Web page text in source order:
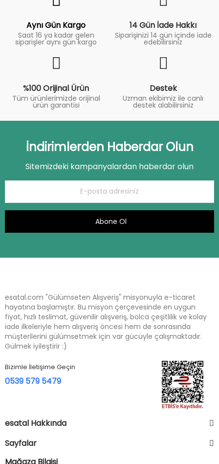
Aynı Gün Kargo
Saat 16 ya kadar gelen
siparişler aynı gün kargo
14 Gün İade Hakkı
Siparişinizi 14 gün içinde iade
edebilirsiniz
%100 Orijinal Ürün
Tüm ürünlerimizde orijinal
ürün garantisi
Destek
Uzman ekibimiz ile canlı
destek alabilirsiniz
İndirimlerden Haberdar Olun
Sitemizdeki kampanyalardan haberdar olun
Abone Ol
esatal.com "Gülümseten Alışveriş" misyonuyla e-ticaret
hayatına başlamıştır. Bu misyon çerçevesinde en uygun
fiyat, hızlı teslimat, güvenilir alışveriş, bolca çeşitlilik ve kolay
iade ilkeleriyle hem alışveriş öncesi hem de sonrasında
müşterilerini gülümsetmek için var gücüyle çalışmaktadır.
Gülmek iyileştirir :)
Bizimle İletişime Geçin
0539 579 5479
esatal Hakkında
Sayfalar